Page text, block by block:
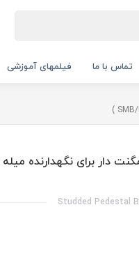
تماس با ما فیلمهای آموزشی
Studded Pedestal